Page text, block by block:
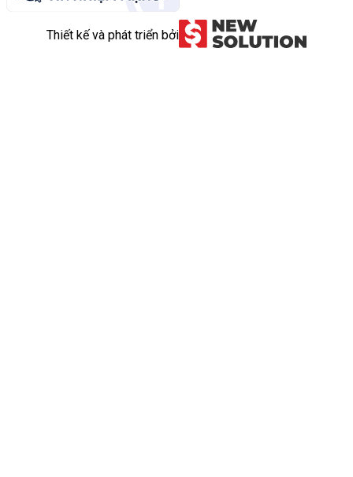
Thiết kế và phát triển bởi